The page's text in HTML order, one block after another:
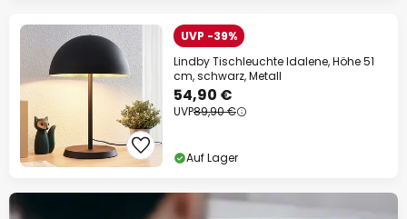
UVP -39%
Lindby Tischleuchte Idalene, Höhe 51
cm, schwarz, Metall
54,90 €
UVP89,90 €
Auf Lager